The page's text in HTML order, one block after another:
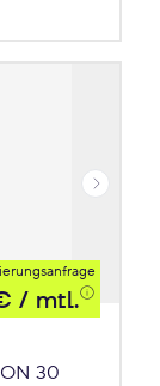
/ mtl.
30